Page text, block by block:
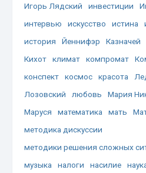
Игорь Лядский
инвестиции
интервью
искусство истина
история
Йеннифэр Казначей
Кихот
климат компромат
конспект
космос красота
Лозовский
любовь Мария
Маруся
математика мать
методика дискуссии
методики решения сложных
музыка
налоги насилие